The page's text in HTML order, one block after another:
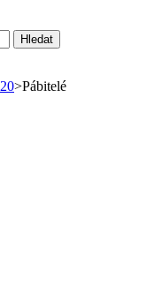
Hledat
>Pábitelé